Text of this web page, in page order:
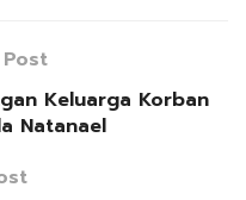
Keluarga Korban
Natanael